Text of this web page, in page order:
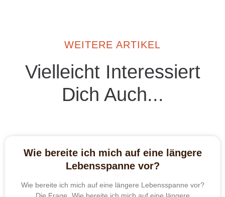
WEITERE ARTIKEL
Vielleicht Interessiert
Dich Auch...
Wie bereite ich mich auf eine längere
Lebensspanne vor?
Wie bereite ich mich auf eine längere Lebensspanne vor?